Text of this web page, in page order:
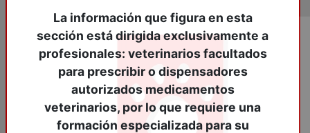
La información que figura en esta
sección está dirigida exclusivamente a
profesionales: veterinarios facultados
para prescribir o dispensadores
autorizados medicamentos
veterinarios, por lo que requiere una
formación especializada para su